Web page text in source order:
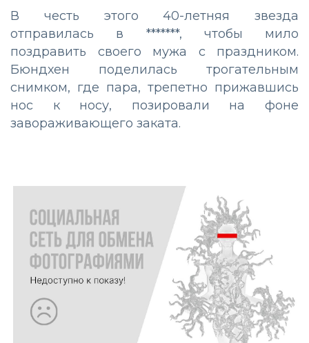
В честь этого 40-летняя звезда
отправилась в *******, чтобы мило
поздравить своего мужа с праздником.
Бюндхен поделилась трогательным
снимком, где пара, трепетно прижавшись
нос к носу, позировали на фоне
завораживающего заката.